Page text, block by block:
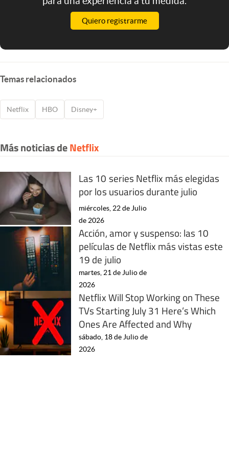
Quiero registrarme
Temas relacionados
Netflix HBO Disney+
Más noticias deNetflix
Las 10 series Netflix más elegidas
por los usuarios durante julio
miércoles, 22 de Julio
de 2026
Acción, amor y suspenso: las 10
películas de Netflix más vistas este
19 de julio
martes, 21 de Julio de
2026
Netflix Will Stop Working on These
TVs Starting July 31 Here’s Which
Ones Are Affected and Why
sábado, 18 de Julio de
2026